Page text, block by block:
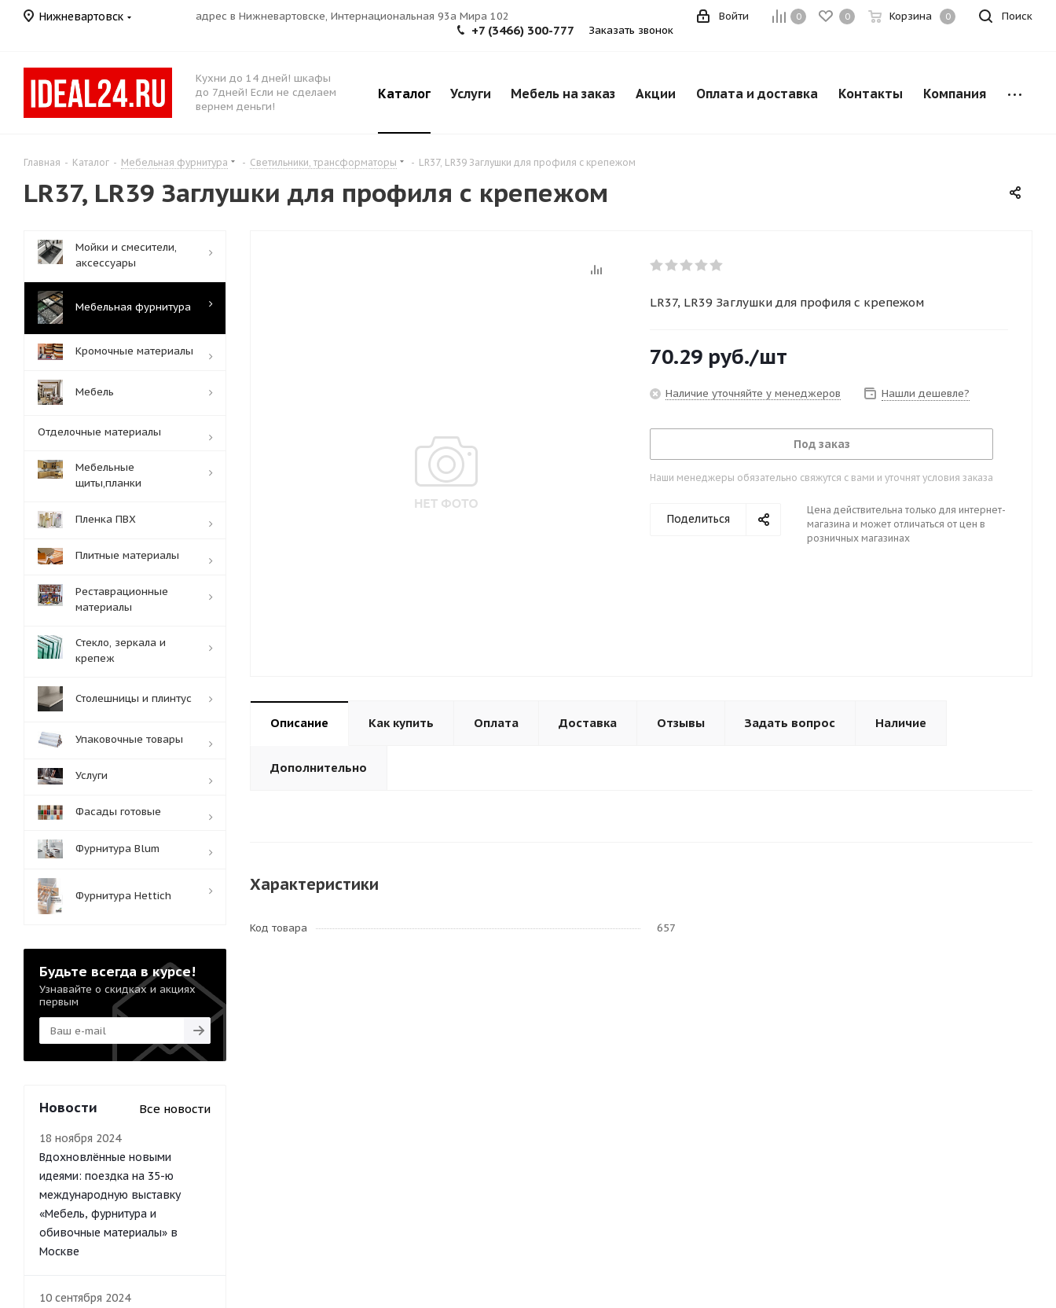
Нижневартовск адрес в Нижневартовске, Интернациональная 93а Мира 102 Поиск
0 0 Корзина 0
Войти
+7 (3466) 300-777 Заказать звонок
Кухни до 14 дней! шкафы
до 7дней! Если не сделаем
вернем деньги!
Каталог Услуги Мебель на заказ Акции Оплата и доставка Контакты Компания
Главная - Каталог - Мебельная фурнитура - Светильники, трансформаторы - LR37, LR39 Заглушки для профиля с крепежом
LR37, LR39 Заглушки для профиля с крепежом
LR37, LR39 Заглушки для профиля с крепежом
70.29 руб./шт
Наличие уточняйте у менеджеров Нашли дешевле?
Под заказ
Наши менеджеры обязательно свяжутся с вами и уточнят условия заказа
Поделиться
Цена действительна только для интернет-
магазина и может отличаться от цен в
розничных магазинах
Описание Как купить Оплата Доставка Отзывы Задать вопрос Наличие
Дополнительно
Характеристики
Код товара 657
Мойки и смесители,
аксессуары
Мебельная фурнитура
Кромочные материалы
Мебель
Отделочные материалы
Мебельные
щиты,планки
Пленка ПВХ
Плитные материалы
Реставрационные
материалы
Стекло, зеркала и
крепеж
Столешницы и плинтус
Упаковочные товары
Услуги
Фасады готовые
Фурнитура Blum
Фурнитура Hettich
Будьте всегда в курсе!
Узнавайте о скидках и акциях
первым
Новости Все новости
18 ноября 2024
Вдохновлённые новыми
идеями: поездка на 35-ю
международную выставку
«Мебель, фурнитура и
обивочные материалы» в
Москве
10 сентября 2024